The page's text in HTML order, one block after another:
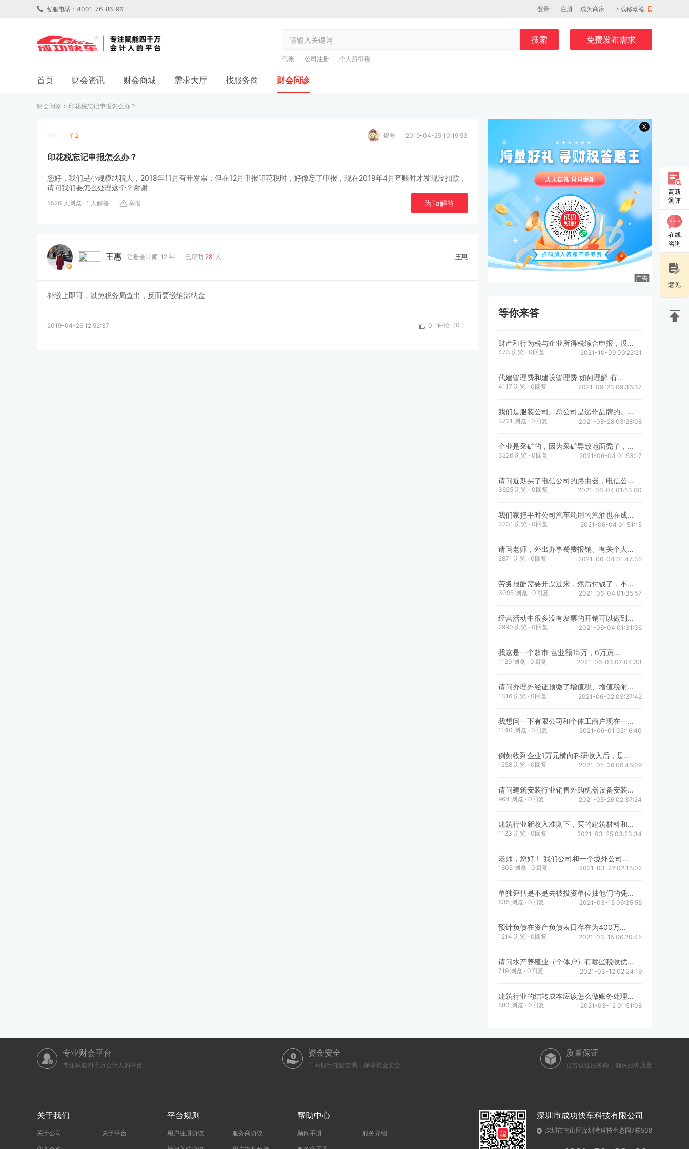
客服电话：4001-76-86-96 登录 注册 成为商家 下载移动端
搜索 免费发布需求
代账 公司注册 个人所得税
首页 财会资讯 财会商城 需求大厅 找服务商 财会问诊
财会问诊 > 印花税忘记申报怎么办？
￥2 碧海 2019-04-25 10:19:53
印花税忘记申报怎么办？
您好，我们是小规模纳税人，2018年11月有开发票，但在12月申报印花税时，好像忘了申报，现在2019年4月查账时才发现没扣款，
请问我们要怎么处理这个？谢谢
5526 人浏览 · 1 人解答 举报 为Ta解答
王惠 注册会计师 12 年 已帮助 281 人 王惠
补缴上即可，以免税务局查出，反而要缴纳滞纳金
2019-04-26 12:52:37 0 评论（0 ）
X
广告
等你来答
财产和行为税与企业所得税综合申报，没...
473 浏览 · 0回复 2021-10-09 09:22:21
代建管理费和建设管理费 如何理解 有...
4117 浏览 · 0回复 2021-09-23 09:36:37
我们是服装公司。总公司是运作品牌的。...
3721 浏览 · 0回复 2021-08-28 03:28:08
企业是采矿的，因为采矿导致地面秃了，...
3226 浏览 · 0回复 2021-06-04 01:53:17
请问近期买了电信公司的路由器，电信公...
3625 浏览 · 0回复 2021-06-04 01:53:00
我们家把平时公司汽车耗用的汽油也在成...
3231 浏览 · 0回复 2021-06-04 01:51:15
请问老师，外出办事餐费报销、有关个人...
2871 浏览 · 0回复 2021-06-04 01:47:35
劳务报酬需要开票过来，然后付钱了，不...
3095 浏览 · 0回复 2021-06-04 01:35:57
经营活动中很多没有发票的开销可以做到...
2990 浏览 · 0回复 2021-06-04 01:31:36
我这是一个超市 营业额15万，6万蔬...
1129 浏览 · 0回复 2021-06-03 07:04:33
请问办理外经证预缴了增值税、增值税附...
1316 浏览 · 0回复 2021-06-02 03:27:42
我想问一下有限公司和个体工商户现在一...
1140 浏览 · 0回复 2021-06-01 02:16:40
例如收到企业1万元横向科研收入后，是...
1258 浏览 · 0回复 2021-05-26 06:46:09
请问建筑安装行业销售外购机器设备安装...
964 浏览 · 0回复 2021-05-26 02:37:24
建筑行业新收入准则下，买的建筑材料和...
1123 浏览 · 0回复 2021-03-25 03:23:34
老师，您好！ 我们公司和一个境外公司...
1605 浏览 · 0回复 2021-03-22 02:15:02
单独评估是不是去被投资单位抽他们的凭...
835 浏览 · 0回复 2021-03-15 06:35:55
预计负债在资产负债表日存在为400万...
1214 浏览 · 0回复 2021-03-15 06:20:45
请问水产养殖业（个体户）有哪些税收优...
719 浏览 · 0回复 2021-03-12 02:24:19
建筑行业的结转成本应该怎么做账务处理...
580 浏览 · 0回复 2021-03-12 01:51:08
专业财会平台
专注赋能四千万会计人的平台
资金安全
工商银行托管交易，保障资金安全
质量保证
官方认证服务商，确保服务质量
关于我们
关于公司 关于平台
平台规则
用户注册协议 服务商协议
帮助中心
顾问手册 服务介绍
深圳市成功快车科技有限公司
深圳市南山区深圳湾科技生态园7栋508
高新
测评
在线
咨询
意见